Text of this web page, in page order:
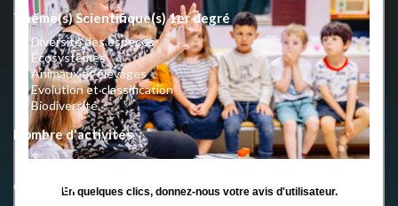
Thème(s) Scientifique(s) 1er degré
Diversité des espèces
Ecosystèmes
Animaux et élevages
Evolution et classification
Biodiversité
Nombre d'activités
3
CopyrightEn quelques clics, donnez-nous votre avis d'utilisateur.